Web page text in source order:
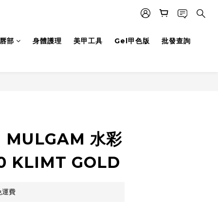
部 身體護理 美甲工具 Gel甲色版 批發查詢
水彩
KLIMT GOLD
費